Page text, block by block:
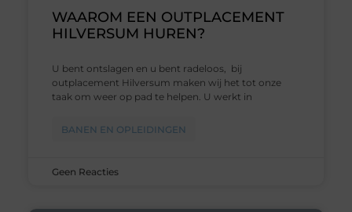
WAAROM EEN OUTPLACEMENT
HILVERSUM HUREN?
U bent ontslagen en u bent radeloos, bij
outplacement Hilversum maken wij het tot onze
taak om weer op pad te helpen. U werkt in
BANEN EN OPLEIDINGEN
Geen Reacties